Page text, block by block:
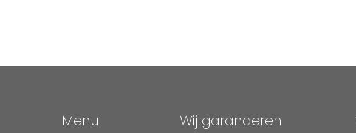
Menu Wij garanderen